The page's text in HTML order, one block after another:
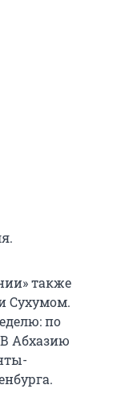
также
Сухумом.
по
Абхазию